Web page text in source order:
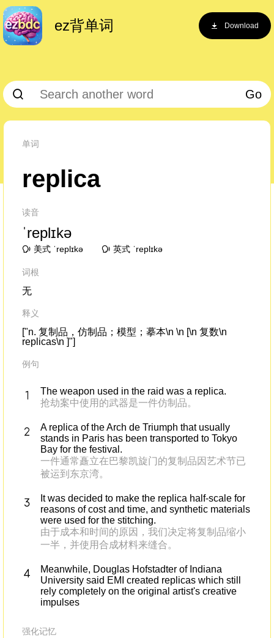
ez背单词 Download
Go
单词
replica
读音
ˈreplɪkə
美式 ˈreplɪkə 英式 ˈreplɪkə
词根
无
释义
["n. 复制品，仿制品；模型；摹本\n \n [\n 复数\n
replicas\n ]"]
例句
The weapon used in the raid was a replica.
抢劫案中使用的武器是一件仿制品。
A replica of the Arch de Triumph that usually
stands in Paris has been transported to Tokyo
Bay for the festival.
一件通常矗立在巴黎凯旋门的复制品因艺术节已
被运到东京湾。
It was decided to make the replica half-scale for
reasons of cost and time, and synthetic materials
were used for the stitching.
由于成本和时间的原因，我们决定将复制品缩小
一半，并使用合成材料来缝合。
Meanwhile, Douglas Hofstadter of Indiana
University said EMI created replicas which still
rely completely on the original artist's creative
impulses
强化记忆